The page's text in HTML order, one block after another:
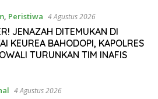
, Peristiwa 4 Agustus 2026
JENAZAH DITEMUKAN DI
KEUREA BAHODOPI, KAPOLRES
TURUNKAN TIM INAFIS
4 Agustus 2026